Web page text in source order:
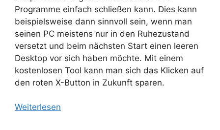
Programme einfach schließen kann. Dies kann
beispielsweise dann sinnvoll sein, wenn man
seinen PC meistens nur in den Ruhezustand
versetzt und beim nächsten Start einen leeren
Desktop vor sich haben möchte. Mit einem
kostenlosen Tool kann man sich das Klicken auf
den roten X-Button in Zukunft sparen.
Weiterlesen